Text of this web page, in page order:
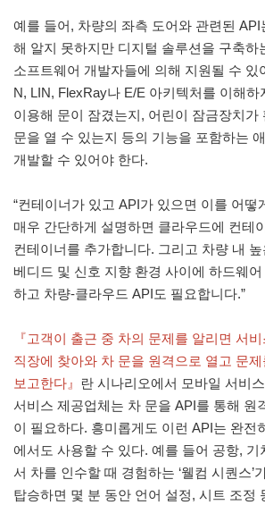
예를 들어, 차량의 좌측 도어와 관련된 API
해 알지 못하지만 디지털 솔루션을 구축하
소프트웨어 개발자들에 의해 지원될 수 있
N, LIN, FlexRay나 E/E 아키텍처를 이해하
이용해 문이 잠겼는지, 어린이 잠금장치가
문을 열 수 있는지 등의 기능을 포함하는
개발할 수 있어야 한다.
“컨테이너가 있고 API가 있으면 이를 어떻
매우 간단하게 설명하면 클라우드에 컨테
컨테이너를 추가합니다. 그리고 차량 내
베디드 및 신호 지향 환경 사이에 하드웨
하고 차량-클라우드 API도 필요합니다.”
『고객이 출근 중 차의 문제를 알리면 서
직장에 찾아와 차 문을 원격으로 열고 문
보고한다』
란 시나리오에서 모바일 서비
서비스 제공업체는 차 문을 API를 통해 원
이 필요하다. 흥미롭게도 이런 API는 완전
에서도 사용할 수 있다. 예를 들어 공항, 기
서 차를 인수할 때 경험하는 ‘웰컴 시퀀스’
탑승하면 몇 분 동안 언어 설정, 시트 조정